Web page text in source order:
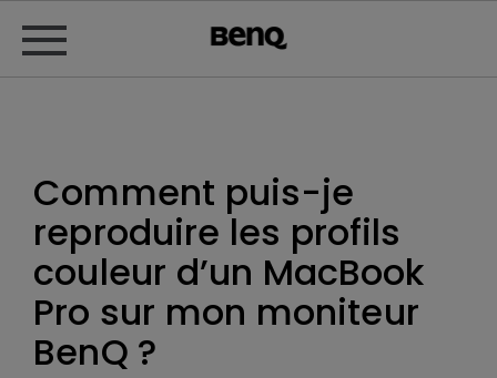
Comment puis-je
reproduire les profils
couleur d’un MacBook
Pro sur mon moniteur
BenQ ?